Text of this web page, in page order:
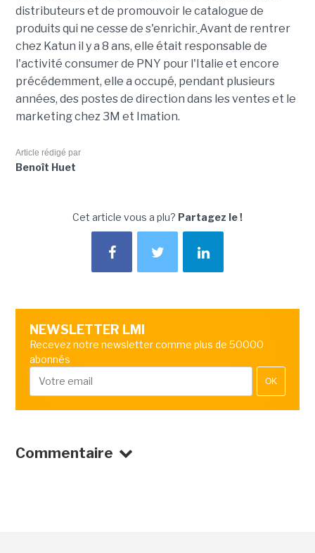
distributeurs et de promouvoir le catalogue de
produits qui ne cesse de s'enrichir. Avant de rentrer
chez Katun il y a 8 ans, elle était responsable de
l'activité consumer de PNY pour l'Italie et encore
précédemment, elle a occupé, pendant plusieurs
années, des postes de direction dans les ventes et le
marketing chez 3M et Imation.
Article rédigé par
Benoît Huet
Cet article vous a plu? Partagez le !
NEWSLETTER LMI
Recevez notre newsletter comme plus de 50000
abonnés
OK
Commentaire